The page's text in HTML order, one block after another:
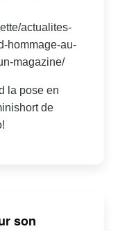
actualites-
hommage-au-
magazine/
la pose en
de
son